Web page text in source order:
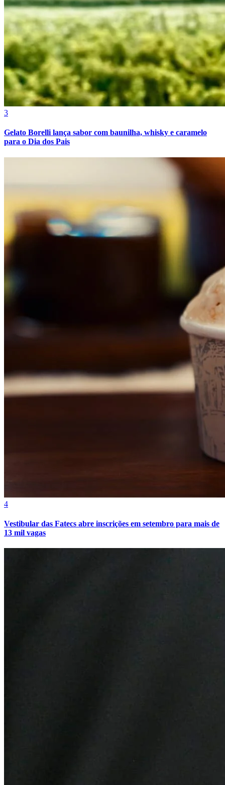
Atlético-MG
3
Gelato Borelli lança sabor com baunilha, whisky e caramelo
para o Dia dos Pais
4
Vestibular das Fatecs abre inscrições em setembro para mais de
13 mil vagas